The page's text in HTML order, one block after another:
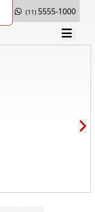
(11) 5555-1000